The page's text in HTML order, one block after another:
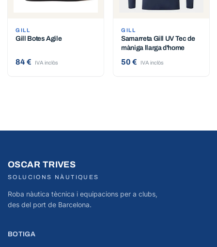
GILL
Gill Botes Agile
84 € IVA inclòs
GILL
Samarreta Gill UV Tec de
màniga llarga d'home
50 € IVA inclòs
OSCAR TRIVES
SOLUCIONS NÀUTIQUES
Roba nàutica tècnica i equipacions per a clubs,
des del port de Barcelona.
BOTIGA